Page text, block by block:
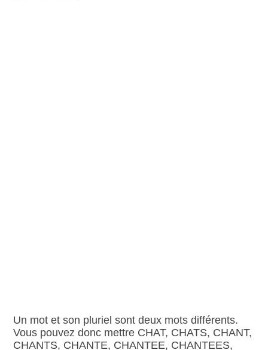
Un mot et son pluriel sont deux mots différents.
Vous pouvez donc mettre CHAT, CHATS, CHANT,
CHANTS, CHANTE, CHANTEE, CHANTEES,